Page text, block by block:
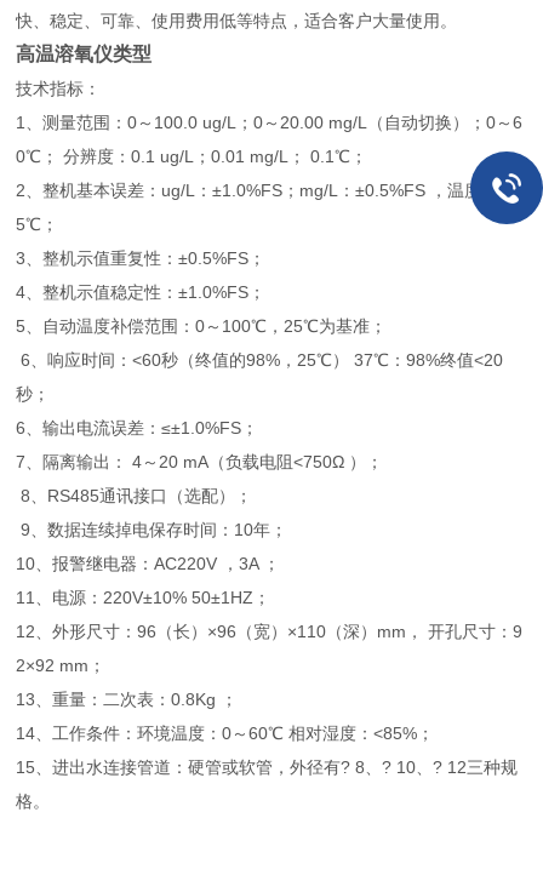
快、稳定、可靠、使用费用低等特点，适合客户大量使用。
高温溶氧仪类型
技术指标：
1、测量范围：0～100.0 ug/L；0～20.00 mg/L（自动切换）；0～6
0℃； 分辨度：0.1 ug/L；0.01 mg/L； 0.1℃；
2、整机基本误差：ug/L：±1.0%FS；mg/L：±0.5%FS ，温度：±0.
5℃；
3、整机示值重复性：±0.5%FS；
4、整机示值稳定性：±1.0%FS；
5、自动温度补偿范围：0～100℃，25℃为基准；
6、响应时间：<60秒（终值的98%，25℃） 37℃：98%终值<20
秒；
6、输出电流误差：≤±1.0%FS；
7、隔离输出： 4～20 mA（负载电阻<750Ω ）；
8、RS485通讯接口（选配）；
9、数据连续掉电保存时间：10年；
10、报警继电器：AC220V ，3A ；
11、电源：220V±10% 50±1HZ；
12、外形尺寸：96（长）×96（宽）×110（深）mm， 开孔尺寸：9
2×92 mm；
13、重量：二次表：0.8Kg ；
14、工作条件：环境温度：0～60℃ 相对湿度：<85%；
15、进出水连接管道：硬管或软管，外径有? 8、? 10、? 12三种规
格。